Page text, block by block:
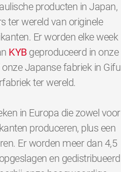
producten in Japan,
ter wereld van originele
Er worden elke week
KYBgeproduceerd in onze
Japanse fabriek in Gifu
ter wereld.
in Europa die zowel voor
produceren, plus een
Er worden meer dan 4,5
en gedistribueerd